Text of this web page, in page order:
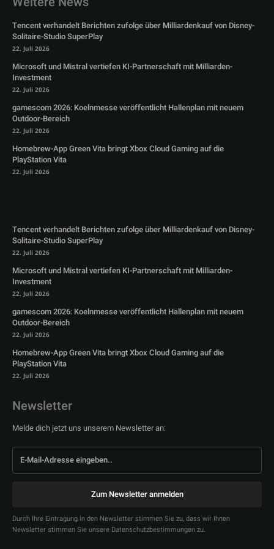
Tencent verhandelt Berichten zufolge über Milliardenkauf von Disney-
Solitaire-Studio SuperPlay
22. Juli 2026
Microsoft und Mistral vertiefen KI-Partnerschaft mit Milliarden-
Investment
22. Juli 2026
gamescom 2026: Koelnmesse veröffentlicht Hallenplan mit neuem
Outdoor-Bereich
22. Juli 2026
Homebrew-App Green Vita bringt Xbox Cloud Gaming auf die
PlayStation Vita
22. Juli 2026
Tencent verhandelt Berichten zufolge über Milliardenkauf von Disney-
Solitaire-Studio SuperPlay
22. Juli 2026
Microsoft und Mistral vertiefen KI-Partnerschaft mit Milliarden-
Investment
22. Juli 2026
gamescom 2026: Koelnmesse veröffentlicht Hallenplan mit neuem
Outdoor-Bereich
22. Juli 2026
Homebrew-App Green Vita bringt Xbox Cloud Gaming auf die
PlayStation Vita
22. Juli 2026
Newsletter
Melde dich jetzt uns unserem Newsletter an:
Zum Newsletter anmelden
Durch Ihre Eintragung in den Newsletter stimmen Sie zu, dass wir Ihnen
Newsletter stimmen Sie unsere Datenschutzbestimmungen zu.